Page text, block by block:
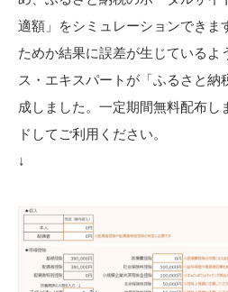
適額」をシミュレーションできま
ためか結果に誤差が生じているよ
ス・エキスパートが「ふるさと納
成しました。一定期間無料配布し
ドしてご利用ください。
↓